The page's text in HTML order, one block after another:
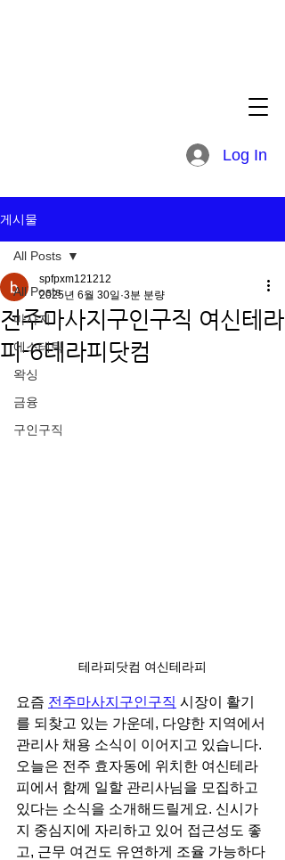
Log In
게시물
All Posts
마사지
에스테틱
왁싱
금융
구인구직
All Posts
전주마사지구인구직 여신테라
피-6테라피닷컴
spfpxm121212
2025년 6월 30일 3분 분량
테라피닷컴 여신테라피
요즘 전주마사지구인구직 시장이 활기
를 되찾고 있는 가운데, 다양한 지역에서
관리사 채용 소식이 이어지고 있습니다.
오늘은 전주 효자동에 위치한 여신테라
피에서 함께 일할 관리사님을 모집하고
있다는 소식을 소개해드릴게요. 신시가
지 중심지에 자리하고 있어 접근성도 좋
고, 근무 여건도 유연하게 조율 가능하다